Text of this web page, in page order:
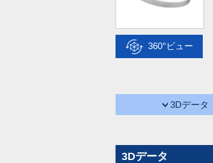
360°ビュー
3Dデータ
3Dデータ